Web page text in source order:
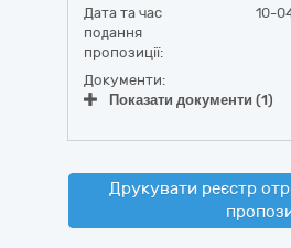
Дата та час
подання
пропозиції:
10-
Документи:
Показати документи (1)
Друкувати реєстр